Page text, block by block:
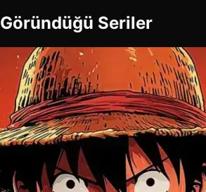
Göründüğü Seriler